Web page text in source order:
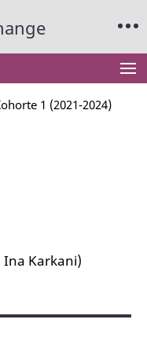
1 (2021-2024)
Ina Karkani)